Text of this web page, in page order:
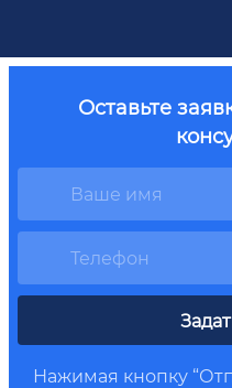
Оставьте
Нажимая кнопку